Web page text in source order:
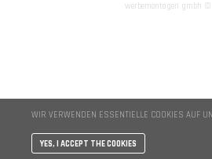
werbemontagen gmbh ©
WIR VERWENDEN ESSENTIELLE COOKIES AUF
YES, I ACCEPT THE COOKIES